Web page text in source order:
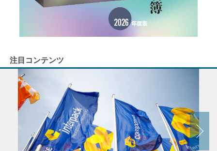
注目コンテンツ